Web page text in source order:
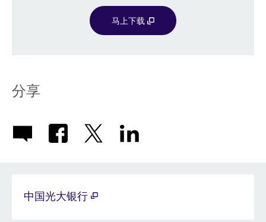
马上下载
分享
中国光大银行